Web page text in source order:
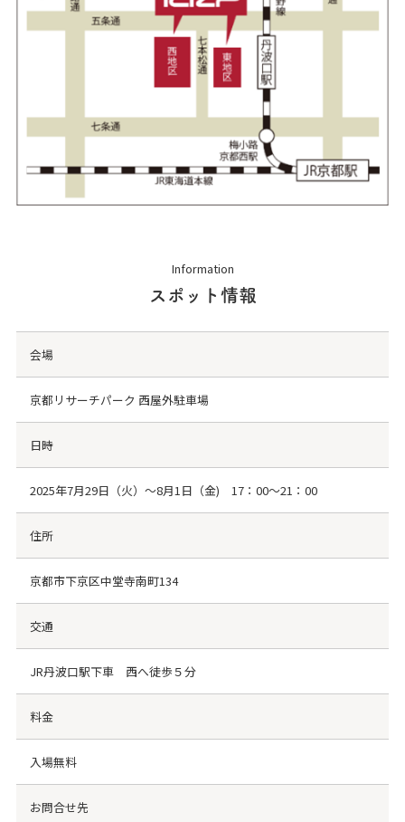
Information
スポット情報
会場
京都リサーチパーク 西屋外駐車場
日時
2025年7月29日（火）～8月1日（金) 17：00～21：00
住所
京都市下京区中堂寺南町134
交通
JR丹波口駅下車 西へ徒歩５分
料金
入場無料
お問合せ先